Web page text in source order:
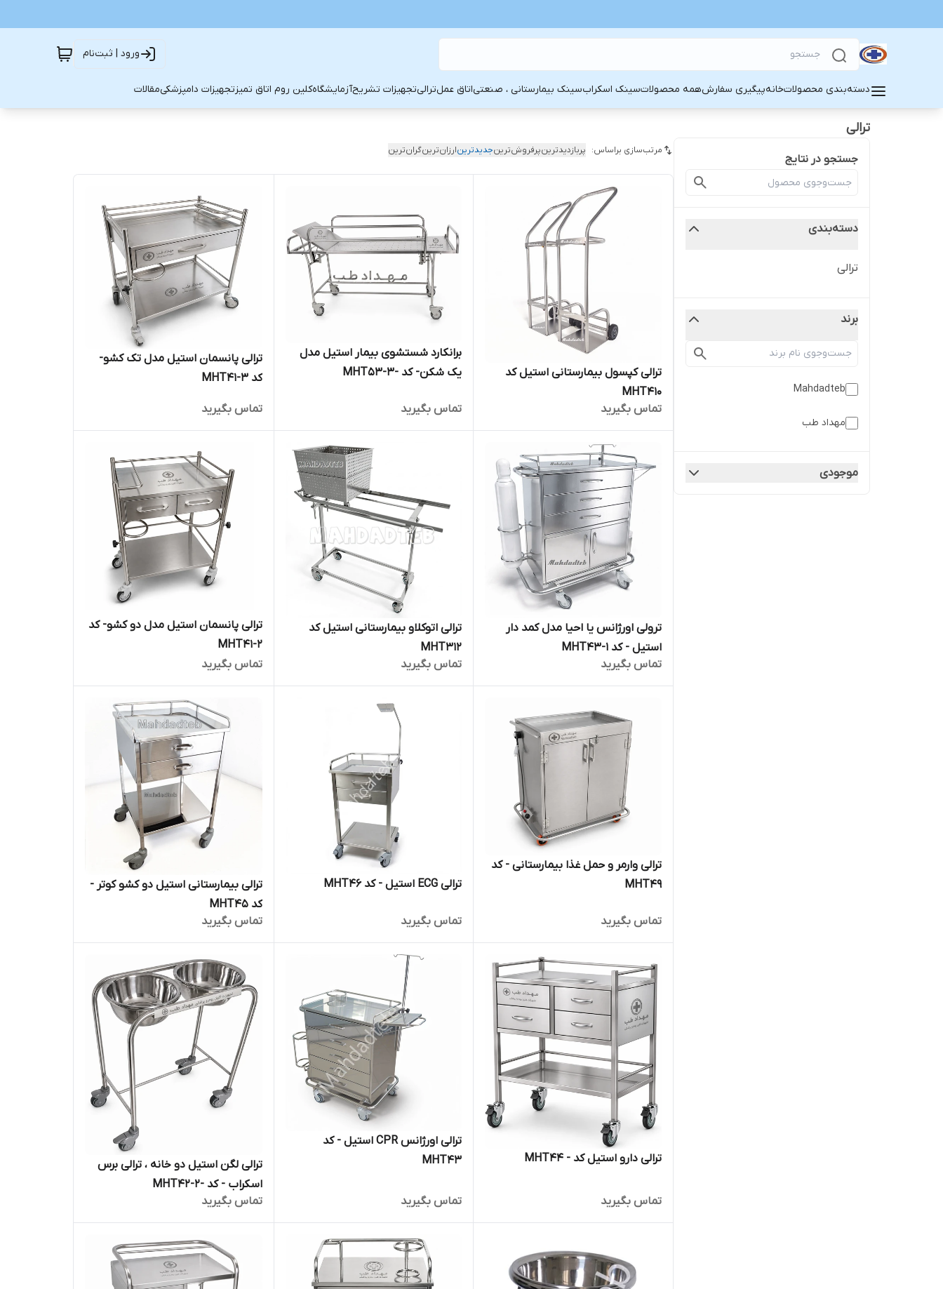
ورود | ثبت‌نام
دسته‌بندی محصولاتخانهپیگیری سفارشهمه محصولاتسینک اسکرابسینک بیمارستانی ، صنعتیاتاق عملترالیتجهیزات تشریحآزمایشگاهکلین روم اتاق تمیزتجهیزات دامپزشکیمقالات
ترالی
جستجو در نتایج
دسته‌بندی
ترالی
برند
Mahdadteb
مهداد طب
موجودی
مرتب‌سازی براساس: پربازدیدترینپرفروش‌ترینجدیدترینارزان‌ترینگران‌ترین
ترالی کپسول بیمارستانی استیل کد
MHT410
تماس بگیرید
برانکارد شستشوی بیمار استیل مدل
یک شکن- کد -MHT53-3
تماس بگیرید
ترالی پانسمان استیل مدل تک کشو-
کد MHT41-3
تماس بگیرید
ترولی اورژانس یا احیا مدل کمد دار
استیل - کد MHT43-1
تماس بگیرید
ترالی اتوکلاو بیمارستانی استیل کد
MHT312
تماس بگیرید
ترالی پانسمان استیل مدل دو کشو- کد
MHT41-2
تماس بگیرید
ترالی وارمر و حمل غذا بیمارستانی - کد
MHT49
تماس بگیرید
ترالی ECG استیل - کد MHT46
تماس بگیرید
ترالی بیمارستانی استیل دو کشو کوتر -
کد MHT45
تماس بگیرید
ترالی دارو استیل کد - MHT44
تماس بگیرید
ترالی اورژانس CPR استیل - کد
MHT43
تماس بگیرید
ترالی لگن استیل دو خانه ، ترالی برس
اسکراب - کد -MHT42-2
تماس بگیرید